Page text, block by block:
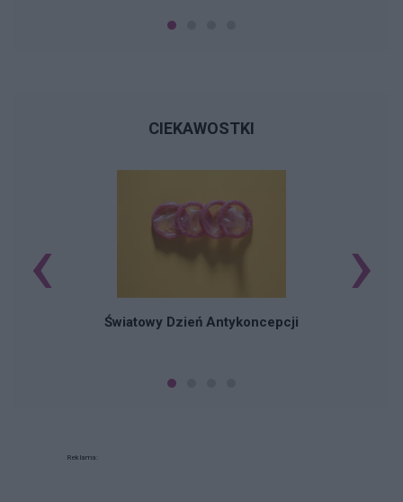
CIEKAWOSTKI
Światowy Dzień Antykoncepcji
‹ ›
Reklama: